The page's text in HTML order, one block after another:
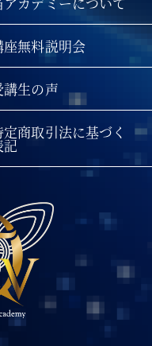
座無料説明会
講生の声
定商取引法に基づく
記